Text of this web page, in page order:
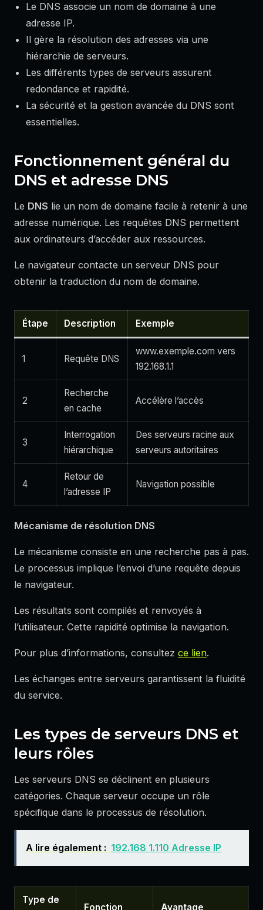
Le DNS associe un nom de domaine à une
adresse IP.
Il gère la résolution des adresses via une
hiérarchie de serveurs.
Les différents types de serveurs assurent
redondance et rapidité.
La sécurité et la gestion avancée du DNS sont
essentielles.
Fonctionnement général du
DNS et adresse DNS
Le DNS lie un nom de domaine facile à retenir à une
adresse numérique. Les requêtes DNS permettent
aux ordinateurs d’accéder aux ressources.
Le navigateur contacte un serveur DNS pour
obtenir la traduction du nom de domaine.
Étape Description Exemple
1 Requête DNS
www.exemple.com vers
192.168.1.1
2
Recherche
en cache
Accélère l’accès
3
Interrogation
hiérarchique
Des serveurs racine aux
serveurs autoritaires
4
Retour de
l’adresse IP
Navigation possible
Mécanisme de résolution DNS
Le mécanisme consiste en une recherche pas à pas.
Le processus implique l’envoi d’une requête depuis
le navigateur.
Les résultats sont compilés et renvoyés à
l’utilisateur. Cette rapidité optimise la navigation.
Pour plus d’informations, consultez ce lien.
Les échanges entre serveurs garantissent la fluidité
du service.
Les types de serveurs DNS et
leurs rôles
Les serveurs DNS se déclinent en plusieurs
catégories. Chaque serveur occupe un rôle
spécifique dans le processus de résolution.
A lire également : 192.168 1.110 Adresse IP
Type de
Fonction Avantage